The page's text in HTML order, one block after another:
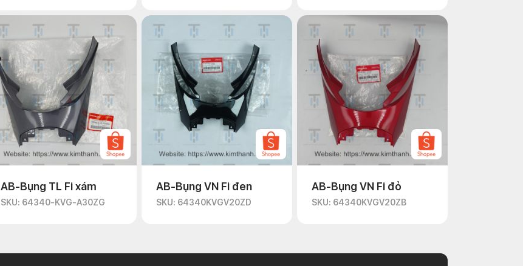
AB-Bụng TL Fi xám
SKU: 64340-KVG-A30ZG
AB-Bụng VN Fi đen
SKU: 64340KVGV20ZD
AB-Bụng VN Fi đỏ
SKU: 64340KVGV20ZB